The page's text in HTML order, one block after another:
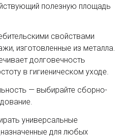
полезную площадь
свойствами
изготовленные из металла.
долговечность
в гигиеническом уходе.
— выбирайте сборно-
универсальные
для любых